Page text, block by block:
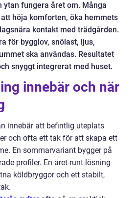
ytan fungera året om. Många
höja komforten, öka hemmets
kontakt med trädgården.
för bygglov, snölast, ljus,
ska användas. Resultatet
snyggt integrerat med huset.
innebär och när
innebär att befintlig uteplats
och ofta ett tak för att skapa ett
En sommarvariant bygger på
profiler. En året-runt-lösning
köldbryggor och ett stabilt,